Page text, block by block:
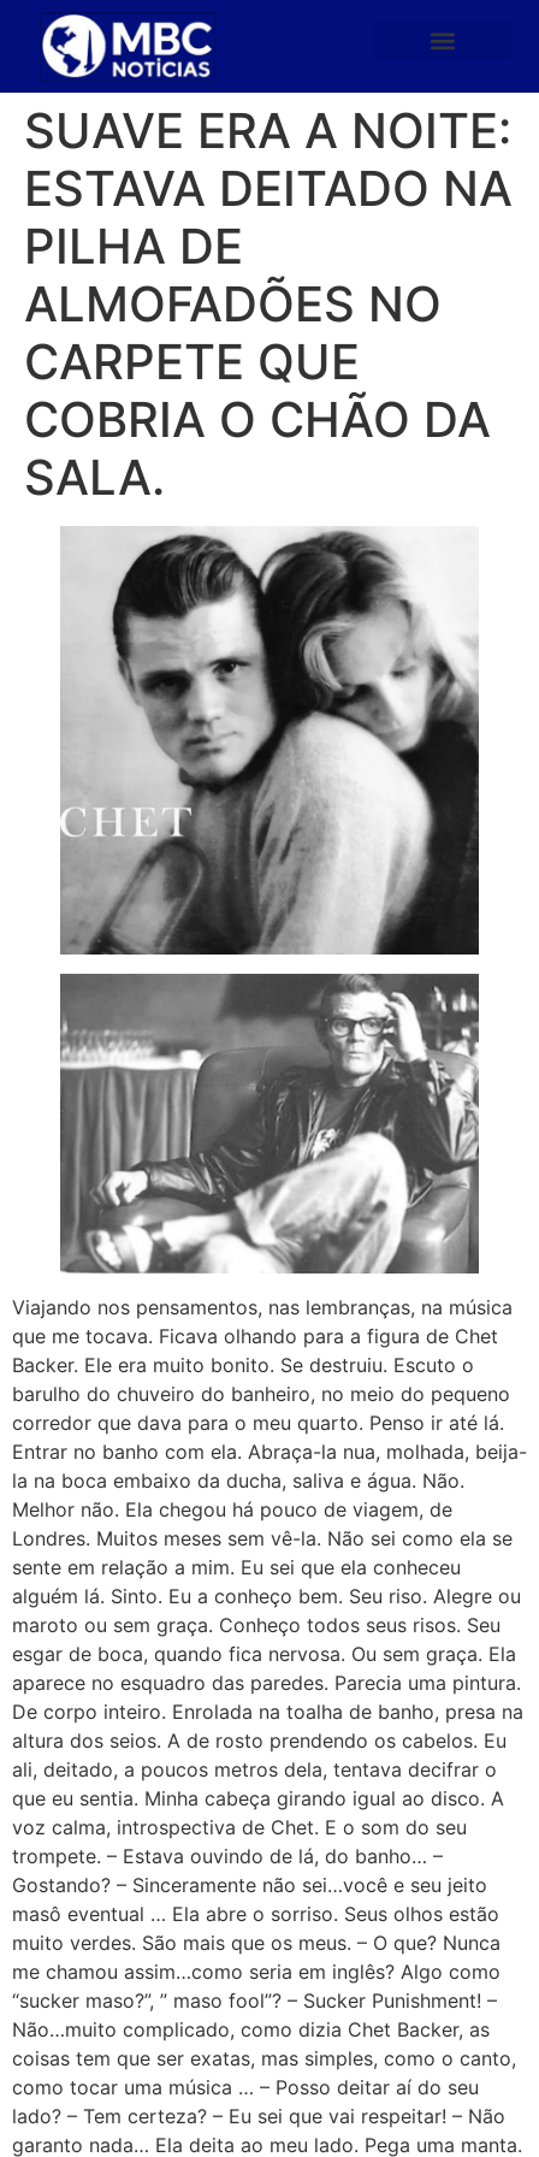
SUAVE ERA A NOITE:
ESTAVA DEITADO NA
PILHA DE
ALMOFADÕES NO
CARPETE QUE
COBRIA O CHÃO DA
SALA.
Viajando nos pensamentos, nas lembranças, na música
que me tocava. Ficava olhando para a figura de Chet
Backer. Ele era muito bonito. Se destruiu. Escuto o
barulho do chuveiro do banheiro, no meio do pequeno
corredor que dava para o meu quarto. Penso ir até lá.
Entrar no banho com ela. Abraça-la nua, molhada, beija-
la na boca embaixo da ducha, saliva e água. Não.
Melhor não. Ela chegou há pouco de viagem, de
Londres. Muitos meses sem vê-la. Não sei como ela se
sente em relação a mim. Eu sei que ela conheceu
alguém lá. Sinto. Eu a conheço bem. Seu riso. Alegre ou
maroto ou sem graça. Conheço todos seus risos. Seu
esgar de boca, quando fica nervosa. Ou sem graça. Ela
aparece no esquadro das paredes. Parecia uma pintura.
De corpo inteiro. Enrolada na toalha de banho, presa na
altura dos seios. A de rosto prendendo os cabelos. Eu
ali, deitado, a poucos metros dela, tentava decifrar o
que eu sentia. Minha cabeça girando igual ao disco. A
voz calma, introspectiva de Chet. E o som do seu
trompete. – Estava ouvindo de lá, do banho… –
Gostando? – Sinceramente não sei…você e seu jeito
masô eventual … Ela abre o sorriso. Seus olhos estão
muito verdes. São mais que os meus. – O que? Nunca
me chamou assim…como seria em inglês? Algo como
“sucker maso?”, ” maso fool”? – Sucker Punishment! –
Não…muito complicado, como dizia Chet Backer, as
coisas tem que ser exatas, mas simples, como o canto,
como tocar uma música … – Posso deitar aí do seu
lado? – Tem certeza? – Eu sei que vai respeitar! – Não
garanto nada… Ela deita ao meu lado. Pega uma manta.